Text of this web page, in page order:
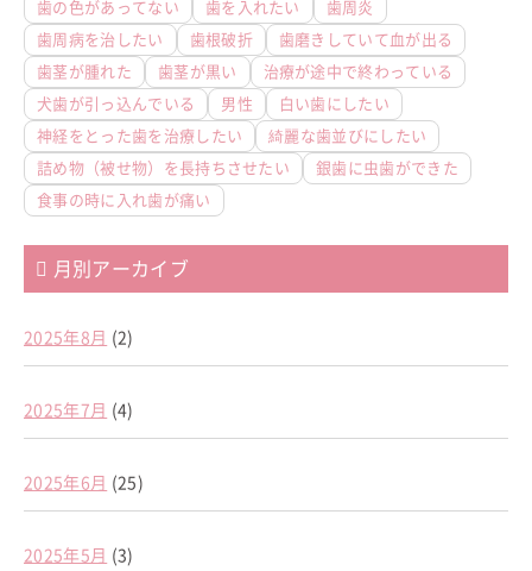
歯の色があってない 歯を入れたい 歯周炎
歯周病を治したい 歯根破折 歯磨きしていて血が出る
歯茎が腫れた 歯茎が黒い 治療が途中で終わっている
犬歯が引っ込んでいる 男性 白い歯にしたい
神経をとった歯を治療したい 綺麗な歯並びにしたい
詰め物（被せ物）を長持ちさせたい 銀歯に虫歯ができた
食事の時に入れ歯が痛い
月別アーカイブ
2025年8月 (2)
2025年7月 (4)
2025年6月 (25)
2025年5月 (3)